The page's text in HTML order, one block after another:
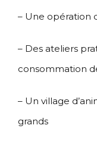
– Une opération
– Des ateliers
consommation
– Un village
grands